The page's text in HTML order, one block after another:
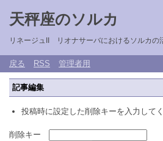
天秤座のソルカ
リネージュII リオナサーバにおけるソルカの
戻る RSS 管理者用
記事編集
投稿時に設定した削除キーを入力してく
削除キー